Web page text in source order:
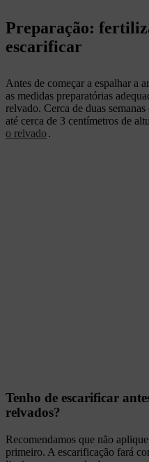
Preparação:
escarificar
Antes de começar a espalhar a
as medidas preparatórias
relvado. Cerca de duas
até cerca de 3 centímetros de
o relvado .
Tenho de escarificar
relvados?
Recomendamos que não
primeiro. A escarificação fará